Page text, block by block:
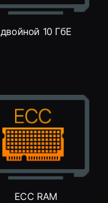
двойной 10 ГбЕ
ECC RAM